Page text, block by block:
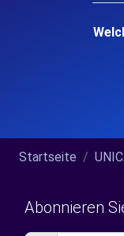
Startseite
Abonnieren